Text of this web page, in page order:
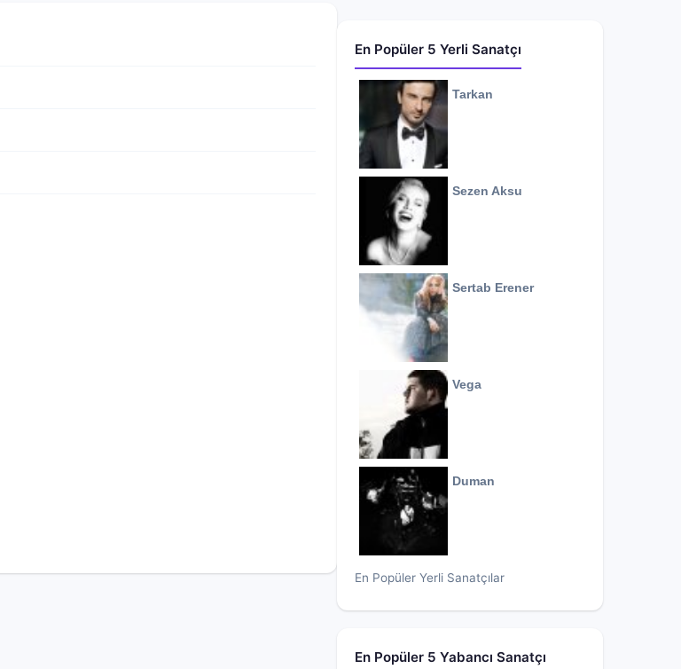
En Popüler 5 Yerli Sanatçı
Tarkan
Sezen Aksu
Sertab Erener
Vega
Duman
En Popüler Yerli Sanatçılar
En Popüler 5 Yabancı Sanatçı